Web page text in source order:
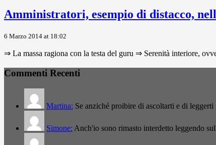
Amministratori, esempio di distacco,
6 Marzo 2014 at 18:02
⇒ La massa ragiona con la testa del guru ⇒ Serenità interiore,
Commenti Recenti
Martina: Se anziché proibire di ascoltarti e di
Simone: Anch'io sono rimasto interdetto leggendo